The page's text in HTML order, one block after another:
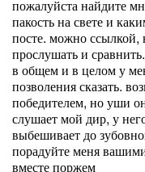
пожалуйста найдите
пакость на свете и
посте. можно
прослушать и сравнить.
в общем и в целом у
позволения сказать.
победителем, но уши
слушает мой дир, у
выбешивает до
порадуйте меня
вместе поржем